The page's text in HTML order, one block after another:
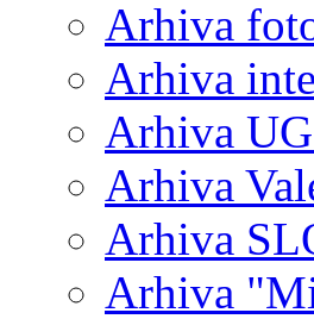
Arhiva
Arhiva
Arhiva
Arhiva
Arhiva
Arhiva